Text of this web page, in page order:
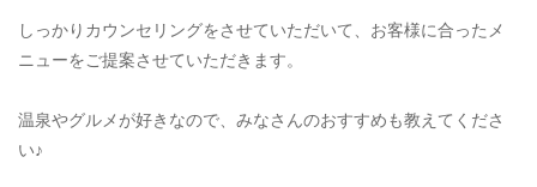
しっかりカウンセリングをさせていただいて、お客様に合ったメ
ニューをご提案させていただきます。
温泉やグルメが好きなので、みなさんのおすすめも教えてくださ
い♪